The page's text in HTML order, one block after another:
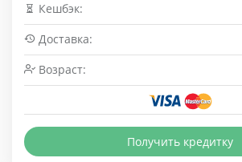
Кешбэк:
Доставка:
Возраст:
Получить кредитку